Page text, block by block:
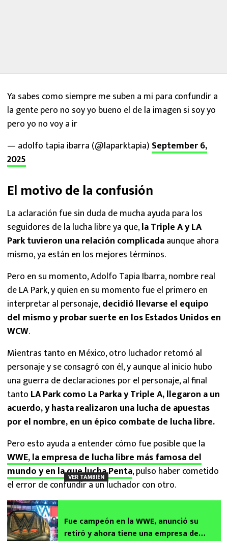
Ya sabes como siempre me suben a mi para confundir a
la gente pero no soy yo bueno el de la imagen si soy yo
pero yo no voy a ir
— adolfo tapia ibarra (@laparktapia) September 6,
2025
El motivo de la confusión
La aclaración fue sin duda de mucha ayuda para los
seguidores de la lucha libre ya que,la Triple A y LA
Park tuvieron una relación complicadaaunque ahora
mismo, ya están en los mejores términos.
Pero en su momento, Adolfo Tapia Ibarra, nombre real
de LA Park, y quien en su momento fue el primero en
interpretar al personaje,decidió llevarse el equipo
del mismo y probar suerte en los Estados Unidos en
WCW.
Mientras tanto en México, otro luchador retomó al
personaje y se consagró con él, y aunque al inicio hubo
una guerra de declaraciones por el personaje, al final
tanto LA Park como La Parka y Triple A, llegaron a un
acuerdo, y hasta realizaron una lucha de apuestas
por el nombre, en un épico combate de lucha libre.
Pero esto ayuda a entender cómo fue posible que la
WWE, la empresa de lucha libre más famosa del
mundo y en la que lucha Penta, pulso haber cometido
el error de confundir a un luchador con otro.
VER TAMBIÉN
Fue campeón en la WWE, anunció su
retiró y ahora tiene una empresa de